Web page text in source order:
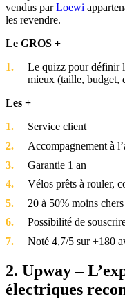
vendus parLoewi
les revendre.
Le GROS +
Le quizz pour définir
mieux (taille, budget,
Les +
Service client
Accompagnement à
Garantie 1 an
Vélos prêts à rouler,
20 à 50% moins
Possibilité de
Noté 4,7/5 sur +180
2. Upway –
électriques